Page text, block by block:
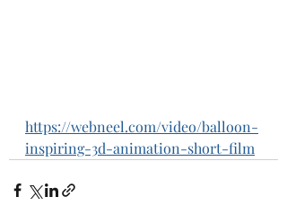
https://webneel.com/video/balloon-
inspiring-3d-animation-short-film